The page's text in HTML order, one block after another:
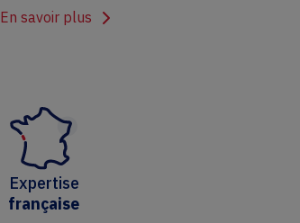
En savoir plus
Expertise
française